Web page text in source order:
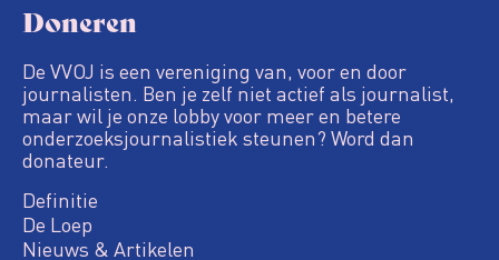
Doneren
De VVOJ is een vereniging van, voor en door
journalisten. Ben je zelf niet actief als journalist,
maar wil je onze lobby voor meer en betere
onderzoeksjournalistiek steunen? Word dan
donateur.
Definitie
De Loep
Nieuws & Artikelen